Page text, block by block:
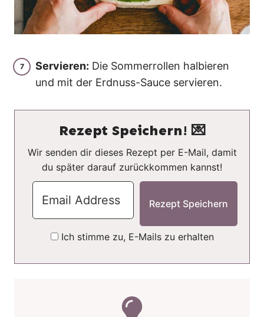
Servieren: Die Sommerrollen halbieren
und mit der Erdnuss-Sauce servieren.
Rezept Speichern! 💌
Wir senden dir dieses Rezept per E-Mail, damit
du später darauf zurückkommen kannst!
Ich stimme zu, E-Mails zu erhalten